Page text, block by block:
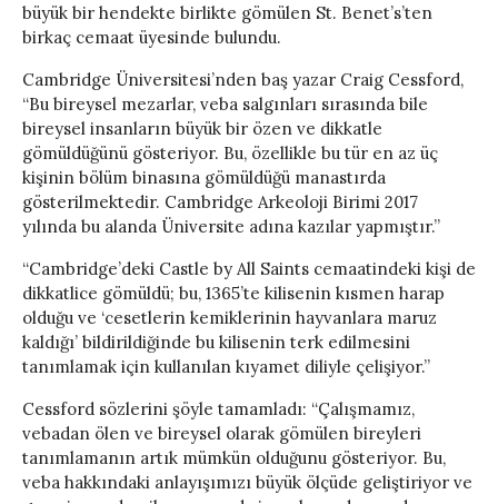
büyük bir hendekte birlikte gömülen St. Benet’s’ten
birkaç cemaat üyesinde bulundu.
Cambridge Üniversitesi’nden baş yazar Craig Cessford,
“Bu bireysel mezarlar, veba salgınları sırasında bile
bireysel insanların büyük bir özen ve dikkatle
gömüldüğünü gösteriyor. Bu, özellikle bu tür en az üç
kişinin bölüm binasına gömüldüğü manastırda
gösterilmektedir. Cambridge Arkeoloji Birimi 2017
yılında bu alanda Üniversite adına kazılar yapmıştır.”
“Cambridge’deki Castle by All Saints cemaatindeki kişi de
dikkatlice gömüldü; bu, 1365’te kilisenin kısmen harap
olduğu ve ‘cesetlerin kemiklerinin hayvanlara maruz
kaldığı’ bildirildiğinde bu kilisenin terk edilmesini
tanımlamak için kullanılan kıyamet diliyle çelişiyor.”
Cessford sözlerini şöyle tamamladı: “Çalışmamız,
vebadan ölen ve bireysel olarak gömülen bireyleri
tanımlamanın artık mümkün olduğunu gösteriyor. Bu,
veba hakkındaki anlayışımızı büyük ölçüde geliştiriyor ve